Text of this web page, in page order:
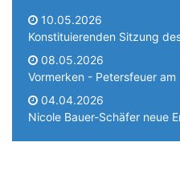
10.05.2026
Konstituierenden Sitzung
08.05.2026
Vormerken - Petersfeuer am
04.04.2026
Nicole Bauer-Schäfer neue